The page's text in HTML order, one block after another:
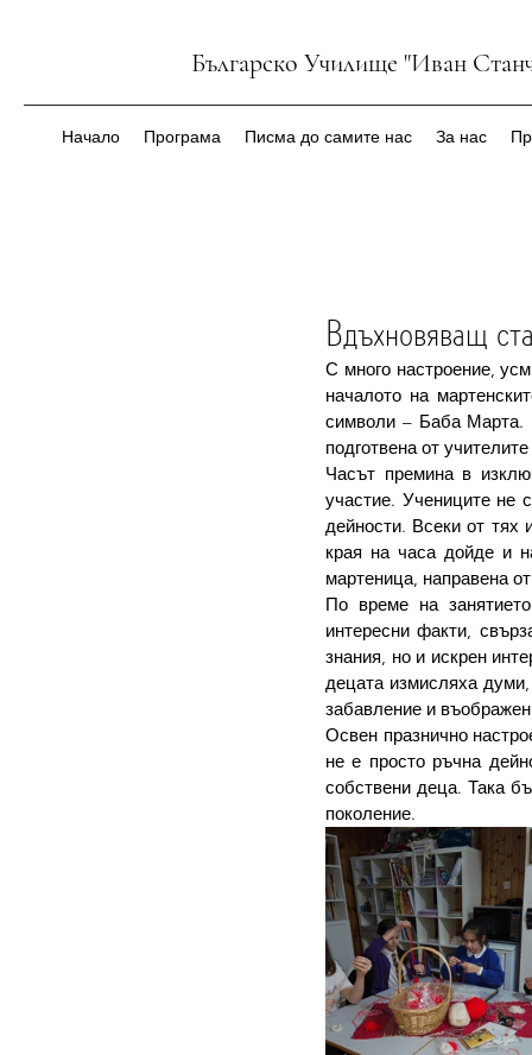
Българско Училище "Иван
Начало Програма Писма до самите нас За нас
Вдъхновяващ
С много настроение,
началото на
символи – Баба Марта.
подготвена от
Часът премина в
участие. Учениците не
дейности. Всеки от тях
края на часа дойде и
мартеница, направена
По време на
интересни факти,
знания, но и искрен
децата измисляха
забавление и
Освен празнично
не е просто ръчна
собствени деца. Така
поколение.